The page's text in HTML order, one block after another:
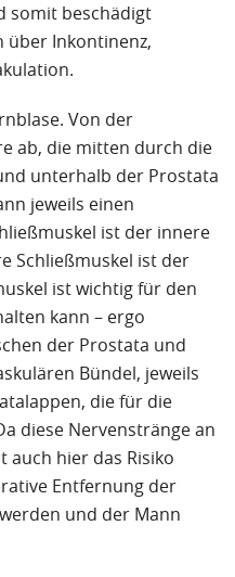
somit beschädigt
über Inkontinenz,
Von der
ab, die mitten durch die
unterhalb der Prostata
jeweils einen
ist der innere
Schließmuskel ist der
ist wichtig für den
kann – ergo
der Prostata und
Bündel, jeweils
die für die
diese Nervenstränge an
auch hier das Risiko
Entfernung der
und der Mann